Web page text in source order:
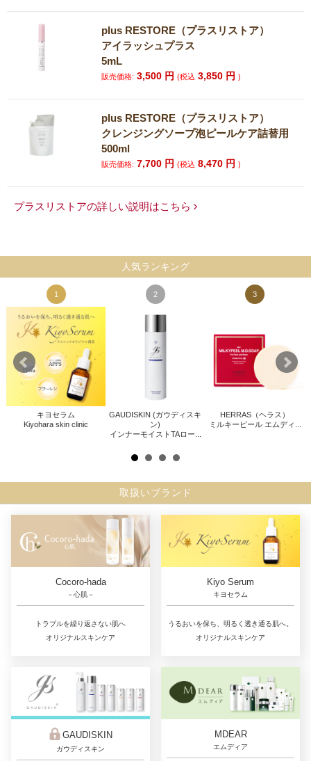
plus RESTORE（プラスリストア）
アイラッシュプラス
5mL
販売価格: 3,500 円(税込 3,850 円)
plus RESTORE（プラスリストア）
クレンジングソープ泡ピールケア詰替用
500ml
販売価格: 7,700 円(税込 8,470 円)
プラスリストアの詳しい説明はこちら
人気ランキング
1
キヨセラム
Kiyohara skin clinic
2
GAUDISKIN (ガウディスキ
ン)
インナーモイストTAロー...
3
HERRAS（ヘラス）
ミルキーピール エムディ...
取扱いブランド
Cocoro-hada
－心肌－
トラブルを繰り返さない肌へ
オリジナルスキンケア
Kiyo Serum
キヨセラム
うるおいを保ち、明るく透き通る肌へ。
オリジナルスキンケア
GAUDISKIN
ガウディスキン
MDEAR
エムディア